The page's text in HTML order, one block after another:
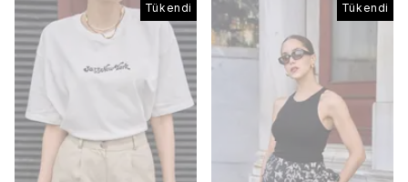
Tükendi Tükendi